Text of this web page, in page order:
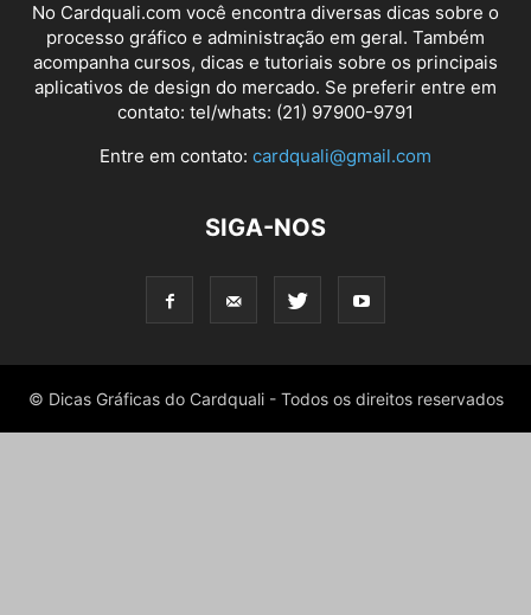
No Cardquali.com você encontra diversas dicas sobre o
processo gráfico e administração em geral. Também
acompanha cursos, dicas e tutoriais sobre os principais
aplicativos de design do mercado. Se preferir entre em
contato: tel/whats: (21) 97900-9791
Entre em contato: cardquali@gmail.com
SIGA-NOS
© Dicas Gráficas do Cardquali - Todos os direitos reservados